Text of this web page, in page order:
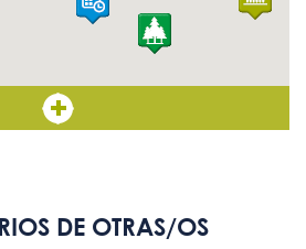
DE OTRAS/OS